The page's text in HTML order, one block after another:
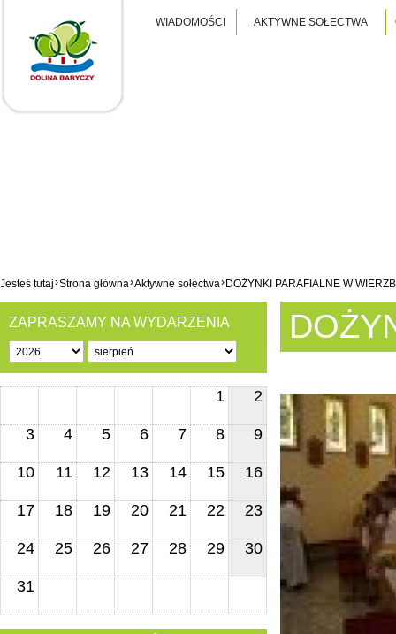
WIADOMOŚCI AKTYWNE SOŁECTWA
Jesteś tutaj›Strona główna›Aktywne sołectwa›DOŻYNKI PARAFIALNE W
ZAPRASZAMY NA WYDARZENIA
1 2
3 4 5 6 7 8 9
10 11 12 13 14 15 16
17 18 19 20 21 22 23
24 25 26 27 28 29 30
31